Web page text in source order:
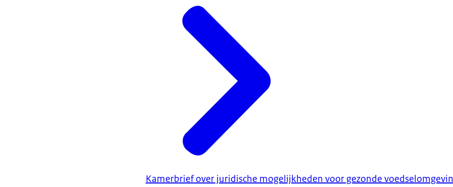
Kamerbrief over juridische mogelijkheden voor gezonde